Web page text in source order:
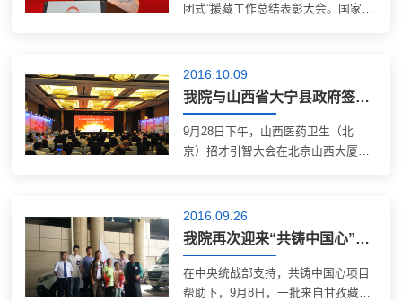
团式”援藏工作总结表彰大会。国家卫
虎，北京大学医学部党委副书记、组
织部部长戴谷音出席。我院院长乔
杰、党委...
2016.10.09
我院与山西省大宁县政府签订帮扶协议
9月28日下午，山西医药卫生（北
京）招才引智大会在北京山西大厦举
生计生委主任卫小春以及来自北京、
山西的领导、学者、专家出席了此次
会议，王健全...
2016.09.26
我院再次迎来“共铸中国心”藏区先心病患儿
在中央统战部支持，共铸中国心项目
帮助下，9月8日，一批来自甘孜藏区